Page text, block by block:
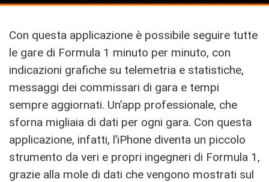
Con questa applicazione è possibile seguire tutte
le gare di Formula 1 minuto per minuto, con
indicazioni grafiche su telemetria e statistiche,
messaggi dei commissari di gara e tempi
sempre aggiornati. Un’app professionale, che
sforna migliaia di dati per ogni gara. Con questa
applicazione, infatti, l’iPhone diventa un piccolo
strumento da veri e propri ingegneri di Formula 1,
grazie alla mole di dati che vengono mostrati sul